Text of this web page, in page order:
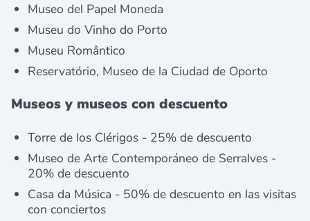
Museo del Papel Moneda
Museu do Vinho do Porto
Museu Romântico
Reservatório, Museo de la Ciudad de Oporto
Museos y museos con descuento
Torre de los Clérigos - 25% de descuento
Museo de Arte Contemporáneo de Serralves -
20% de descuento
Casa da Música - 50% de descuento en las visitas
con conciertos